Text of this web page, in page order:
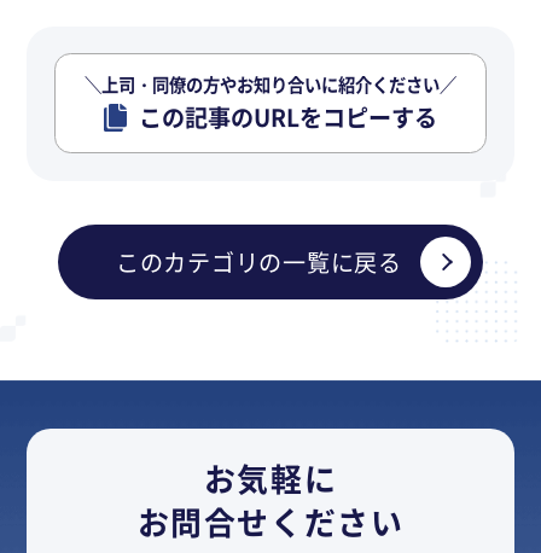
＼上司・同僚の方やお知り合いに紹介ください／
この記事のURLをコピーする
このカテゴリの一覧に戻る
お気軽に
お問合せください